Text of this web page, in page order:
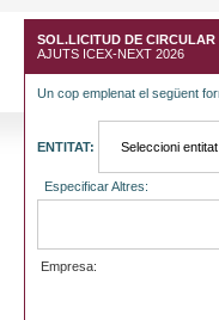
SOL.LICITUD DE CIRCULAR
AJUTS ICEX-NEXT 2026
Un cop emplenat el següent
ENTITAT:
Especificar Altres:
Empresa: